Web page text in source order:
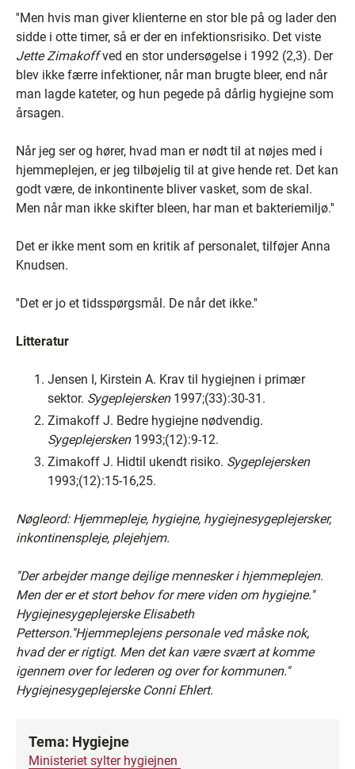
''Men hvis man giver klienterne en stor ble på og lader den
sidde i otte timer, så er der en infektionsrisiko. Det viste
Jette Zimakoffved en stor undersøgelse i 1992 (2,3). Der
blev ikke færre infektioner, når man brugte bleer, end når
man lagde kateter, og hun pegede på dårlig hygiejne som
årsagen.
Når jeg ser og hører, hvad man er nødt til at nøjes med i
hjemmeplejen, er jeg tilbøjelig til at give hende ret. Det kan
godt være, de inkontinente bliver vasket, som de skal.
Men når man ikke skifter bleen, har man et bakteriemiljø.''
Det er ikke ment som en kritik af personalet, tilføjer Anna
Knudsen.
''Det er jo et tidsspørgsmål. De når det ikke.''
Litteratur
Jensen I, Kirstein A. Krav til hygiejnen i primær
sektor. Sygeplejersken 1997;(33):30-31.
Zimakoff J. Bedre hygiejne nødvendig.
Sygeplejersken1993;(12):9-12.
Zimakoff J. Hidtil ukendt risiko. Sygeplejersken
1993;(12):15-16,25.
Nøgleord: Hjemmepleje, hygiejne, hygiejnesygeplejersker,
inkontinenspleje, plejehjem.
''Der arbejder mange dejlige mennesker i hjemmeplejen.
Men der er et stort behov for mere viden om hygiejne.''
Hygiejnesygeplejerske Elisabeth
Petterson.''Hjemmeplejens personale ved måske nok,
hvad der er rigtigt. Men det kan være svært at komme
igennem over for lederen og over for kommunen.''
Hygiejnesygeplejerske Conni Ehlert.
Tema: Hygiejne
Ministeriet sylter hygiejnen